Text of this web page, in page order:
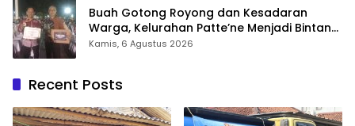
Buah Gotong Royong dan Kesadaran
Warga, Kelurahan Patte’ne Menjadi Bintang
Takalar Award 2026
Kamis, 6 Agustus 2026
Recent Posts